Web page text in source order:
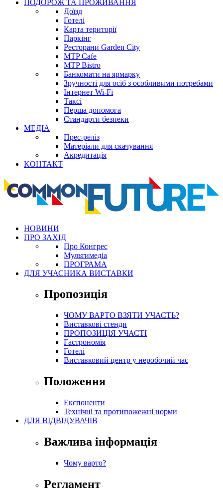
ПОДОРОЖ ТА ПРОЖИВАННЯ
Доїзд
Готелі
Карта території
Паркінг
Ресторани Garden City
MTP Cafe
MTP Bistro
Банкомати на ярмарку
Зручності для осіб з особливими потребами
Інтернет Wi-Fi
Таксі
Перша допомога
Стандарти безпеки
МЕДІА
Прес-реліз
Матеріали для скачування
Акредитація
KОНТАКТ
НОВИНИ
ПРО ЗАХІД
Про Конгрес
Mультимедіа
ПРОГРАМА
ДЛЯ УЧАСНИКА ВИСТАВКИ
Пропозиція
ЧОМУ ВАРТО ВЗЯТИ УЧАСТЬ?
Виставкові стенди
ПРОПОЗИЦІЯ УЧАСТІ
Гастрономія
Готелі
Виставковий центр у неробочий час
Положення
Експоненти
Технічні та протипожежні норми
ДЛЯ ВІДВІДУВАЧІВ
Важлива інформація
Чому варто?
Регламент